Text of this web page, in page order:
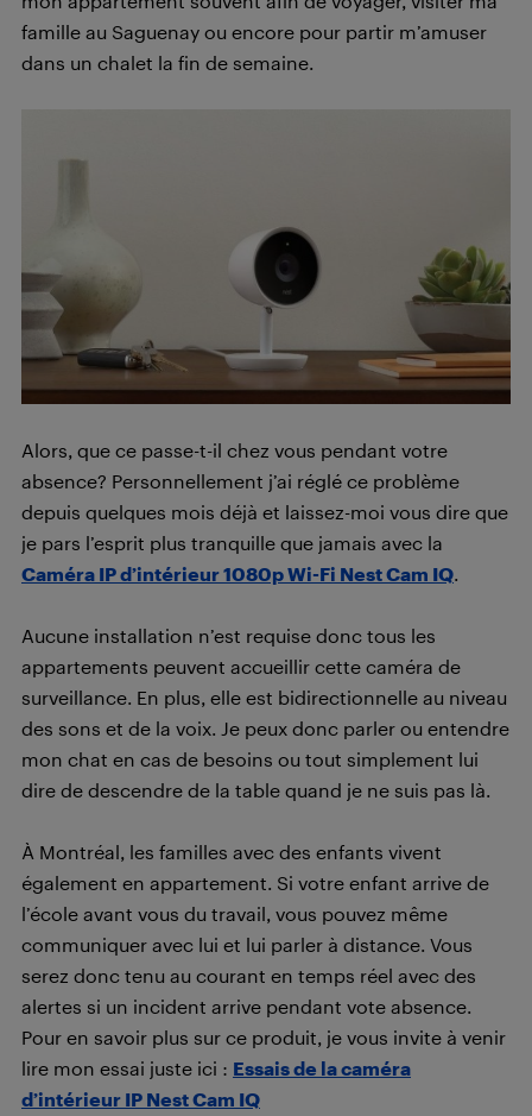
famille au Saguenay ou encore pour partir m’amuser
dans un chalet la fin de semaine.
Alors, que ce passe-t-il chez vous pendant votre
absence? Personnellement j’ai réglé ce problème
depuis quelques mois déjà et laissez-moi vous dire que
je pars l’esprit plus tranquille que jamais avec la
Caméra IP d’intérieur 1080p Wi-Fi Nest Cam IQ.
Aucune installation n’est requise donc tous les
appartements peuvent accueillir cette caméra de
surveillance. En plus, elle est bidirectionnelle au niveau
des sons et de la voix. Je peux donc parler ou entendre
mon chat en cas de besoins ou tout simplement lui
dire de descendre de la table quand je ne suis pas là.
À Montréal, les familles avec des enfants vivent
également en appartement. Si votre enfant arrive de
l’école avant vous du travail, vous pouvez même
communiquer avec lui et lui parler à distance. Vous
serez donc tenu au courant en temps réel avec des
alertes si un incident arrive pendant vote absence.
Pour en savoir plus sur ce produit, je vous invite à venir
lire mon essai juste ici : Essais de la caméra
d’intérieur IP Nest Cam IQ